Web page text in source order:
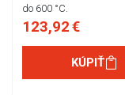
do 600 °C.
123,92 €
KÚPIŤ